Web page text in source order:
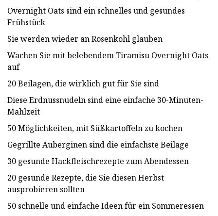
Overnight Oats sind ein schnelles und gesundes
Frühstück
Sie werden wieder an Rosenkohl glauben
Wachen Sie mit belebendem Tiramisu Overnight Oats
auf
20 Beilagen, die wirklich gut für Sie sind
Diese Erdnussnudeln sind eine einfache 30-Minuten-
Mahlzeit
50 Möglichkeiten, mit Süßkartoffeln zu kochen
Gegrillte Auberginen sind die einfachste Beilage
30 gesunde Hackfleischrezepte zum Abendessen
20 gesunde Rezepte, die Sie diesen Herbst
ausprobieren sollten
50 schnelle und einfache Ideen für ein Sommeressen